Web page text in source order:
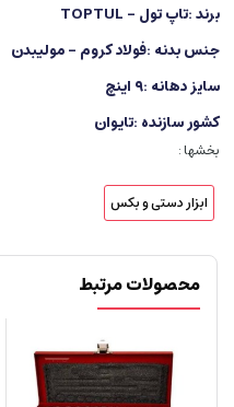
برند :تاپ تول – TOPTUL
جنس بدنه :فولاد کروم – مولیبدن
سایز دهانه :۹ اینچ
کشور سازنده :تایوان
بخشها :
ابزار دستی و بکس
محصولات مرتبط